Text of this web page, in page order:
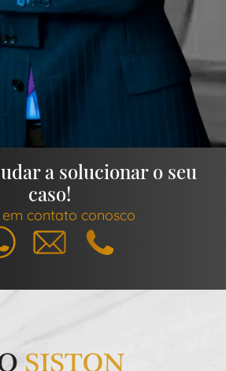
a solucionar o seu
caso!
em contato conosco
WhatsappE-mail